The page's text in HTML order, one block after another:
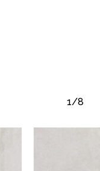
1/8